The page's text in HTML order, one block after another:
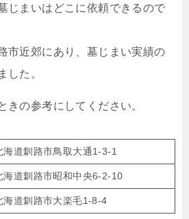
じまいはどこに依頼できるので
市近郊にあり、墓じまい実績の
した。
きの参考にしてください。
海道釧路市鳥取大通1-3-1
海道釧路市昭和中央6-2-10
海道釧路市大楽毛1-8-4